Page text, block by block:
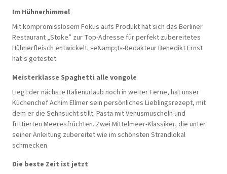
Im Hühnerhimmel
Mit kompromisslosem Fokus aufs Produkt hat sich das Berliner
Restaurant „Stoke” zur Top-Adresse für perfekt zubereitetes
Hühnerfleisch entwickelt. »e&amp;t«-Redakteur Benedikt Ernst
hat’s getestet
Meisterklasse Spaghetti alle vongole
Liegt der nächste Italienurlaub noch in weiter Ferne, hat unser
Küchenchef Achim Ellmer sein persönliches Lieblingsrezept, mit
dem er die Sehnsucht stillt. Pasta mit Venusmuscheln und
frittierten Meeresfrüchten. Zwei Mittelmeer-Klassiker, die unter
seiner Anleitung zubereitet wie im schönsten Strandlokal
schmecken
Die beste Zeit ist jetzt